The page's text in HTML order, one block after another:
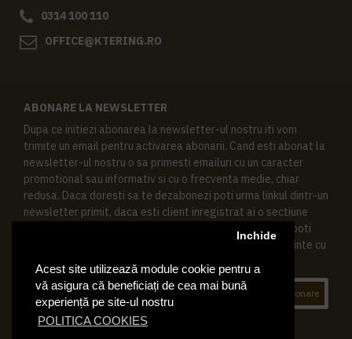
Acest site utilizează module cookie pentru a
vă asigura că beneficiați de cea mai bună
experiență pe site-ul nostru
POLITICA COOKIES
Inchide
0314 100 110
OFFICE@KTERING.RO
ABONARE LA NEWSLETTER
Dupa ce initiezi abonarea la newsletter-ul nostru iti vom
trimite un email pentru activarea abonarii. Cand esti abonat la
newsletter-ul nostru o sa primesti emailuri cu un caracter
promotional sau informativ si cu o frecventa medie, chiar
redusa. Daca doresti sa te dezabonezi poti urma linkul dintr-un
newsletter primit, daca esti client inregistrat ai o sectiune
speciala in contul tau in acest scop, si de asemenea ne poti
contacta oricand pe email pentru orice intrebari sau cerinte cu
Abonare